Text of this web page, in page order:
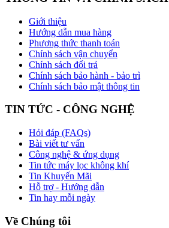
Giới thiệu
Hướng dẫn mua hàng
Phương thức thanh toán
Chính sách vận chuyển
Chính sách đổi trả
Chính sách bảo hành - bảo trì
Chính sách bảo mật thông tin
TIN TỨC - CÔNG NGHỆ
Hỏi đáp (FAQs)
Bài viết tư vấn
Công nghệ & ứng dụng
Tin tức máy lọc không khí
Tin Khuyến Mãi
Hỗ trợ - Hướng dẫn
Tin hay mỗi ngày
Về Chúng tôi